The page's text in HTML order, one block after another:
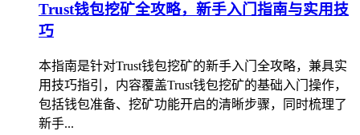
Trust钱包挖矿全攻略，新手入门指南与实用技
巧
本指南是针对Trust钱包挖矿的新手入门全攻略，兼具实
用技巧指引，内容覆盖Trust钱包挖矿的基础入门操作，
包括钱包准备、挖矿功能开启的清晰步骤，同时梳理了
新手...